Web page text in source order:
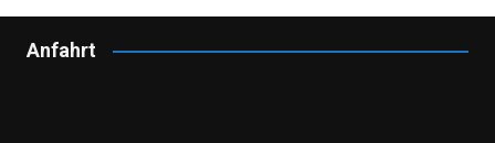
Anfahrt